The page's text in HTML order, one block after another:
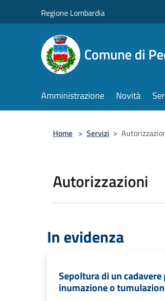
Regione Lombardia
Comune di
Amministrazione Novità
Home > Servizi >
Autorizzazioni
In evidenza
Sepoltura di un cadavere
inumazione o